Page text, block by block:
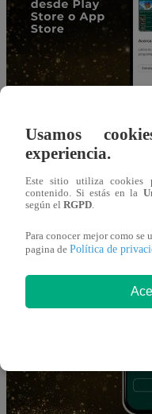
Usamos
experiencia.
Este sitio utiliza cookies
contenido. Si estás en la
según el RGPD.
Para conocer mejor como
pagina de Política de